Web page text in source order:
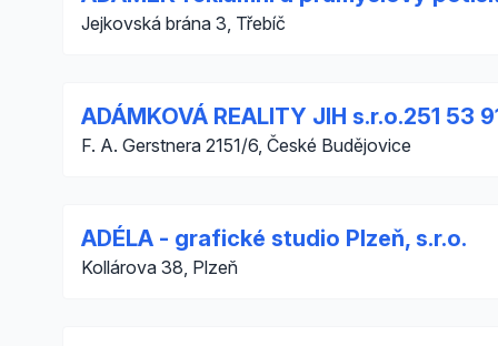
Jejkovská brána 3, Třebíč
ADÁMKOVÁ REALITY JIH s.r.o.251 53
F. A. Gerstnera 2151/6, České Budějovice
ADÉLA - grafické studio Plzeň, s.r.o.
Kollárova 38, Plzeň